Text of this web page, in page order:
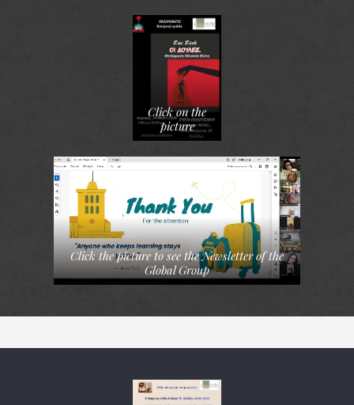
Click on the
picture
Click the picture to see the Newsletter of the
Global Group